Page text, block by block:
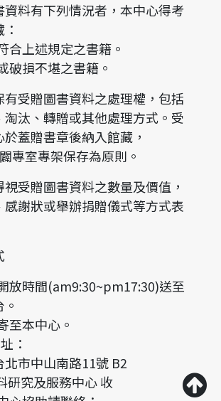
資料有下列情況者，本中心得考
上述規定之書籍。
損不堪之書籍。
有受贈圖書資料之處理權，包括
汰、轉贈或其他處理方式。受
蓋贈書章後納入館藏，
室專架保存為原則。
受贈圖書資料之數量及價值，
謝狀或舉辦捐贈儀式等方式表
時間(am9:30~pm17:30)送至
本中心。
：
市中山南路11號 B2
究及服務中心 收